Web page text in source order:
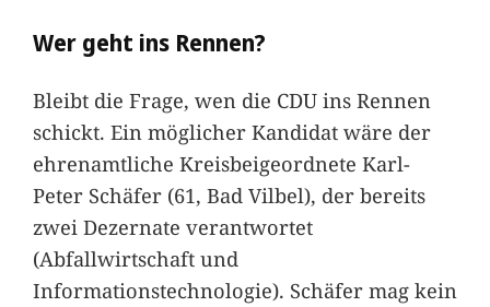
Wer geht ins Rennen?
Bleibt die Frage, wen die CDU ins Rennen
schickt. Ein möglicher Kandidat wäre der
ehrenamtliche Kreisbeigeordnete Karl-
Peter Schäfer (61, Bad Vilbel), der bereits
zwei Dezernate verantwortet
(Abfallwirtschaft und
Informationstechnologie). Schäfer mag kein